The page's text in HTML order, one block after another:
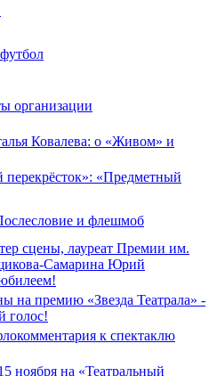
организации
Ковалева: о «Живом» и
перекрёсток»: «Предметный
и флешмоб
сцены, лауреат Премии им.
Самарина Юрий
на премию «Звезда Театрала» -
голос!
к спектаклю
ноября на «Театральный